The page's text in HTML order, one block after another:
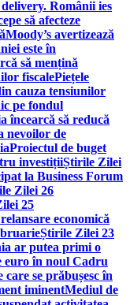
Românii ies
să afecteze
Moody’s avertizează
este în
să mențină
fiscalePiețele
cauza tensiunilor
pe fondul
încearcă să reducă
nevoilor de
Proiectul de buget
investițiiȘtirile Zilei
la Business Forum
Zilei 26
25
economică
Știrile Zilei 23
ar putea primi o
euro în noul Cadru
care se prăbușesc în
iminentMediul de